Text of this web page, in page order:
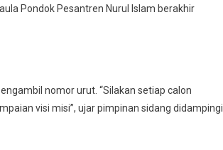
Pondok Pesantren Nurul Islam berakhir
nomor urut. “Silakan setiap calon
visi misi”, ujar pimpinan sidang didampingi